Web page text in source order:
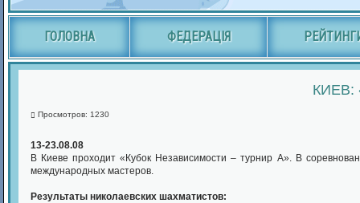
ГОЛОВНА ФЕДЕРАЦІЯ
КИЕВ:
Просмотров: 1230
13-23.08.08
В Киеве проходит «Кубок Независимости – турнир А». В
международных мастеров.
Результаты николаевских шахматистов: